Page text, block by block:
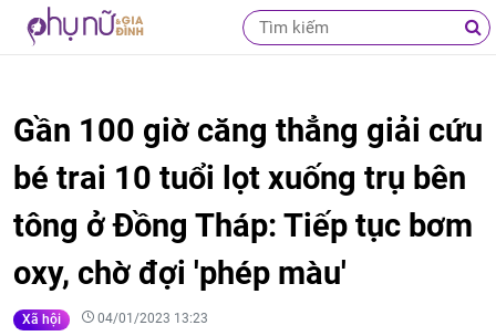
Gần 100 giờ căng thẳng giải cứu
bé trai 10 tuổi lọt xuống trụ bên
tông ở Đồng Tháp: Tiếp tục bơm
oxy, chờ đợi 'phép màu'
Xã hội 04/01/2023 13:23